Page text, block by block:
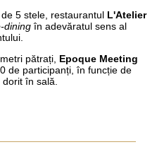
5 stele, restaurantul L'Atelier
diningîn adevăratul sens al
pătrați, Epoque Meeting
de participanți, în funcție de
în sală.